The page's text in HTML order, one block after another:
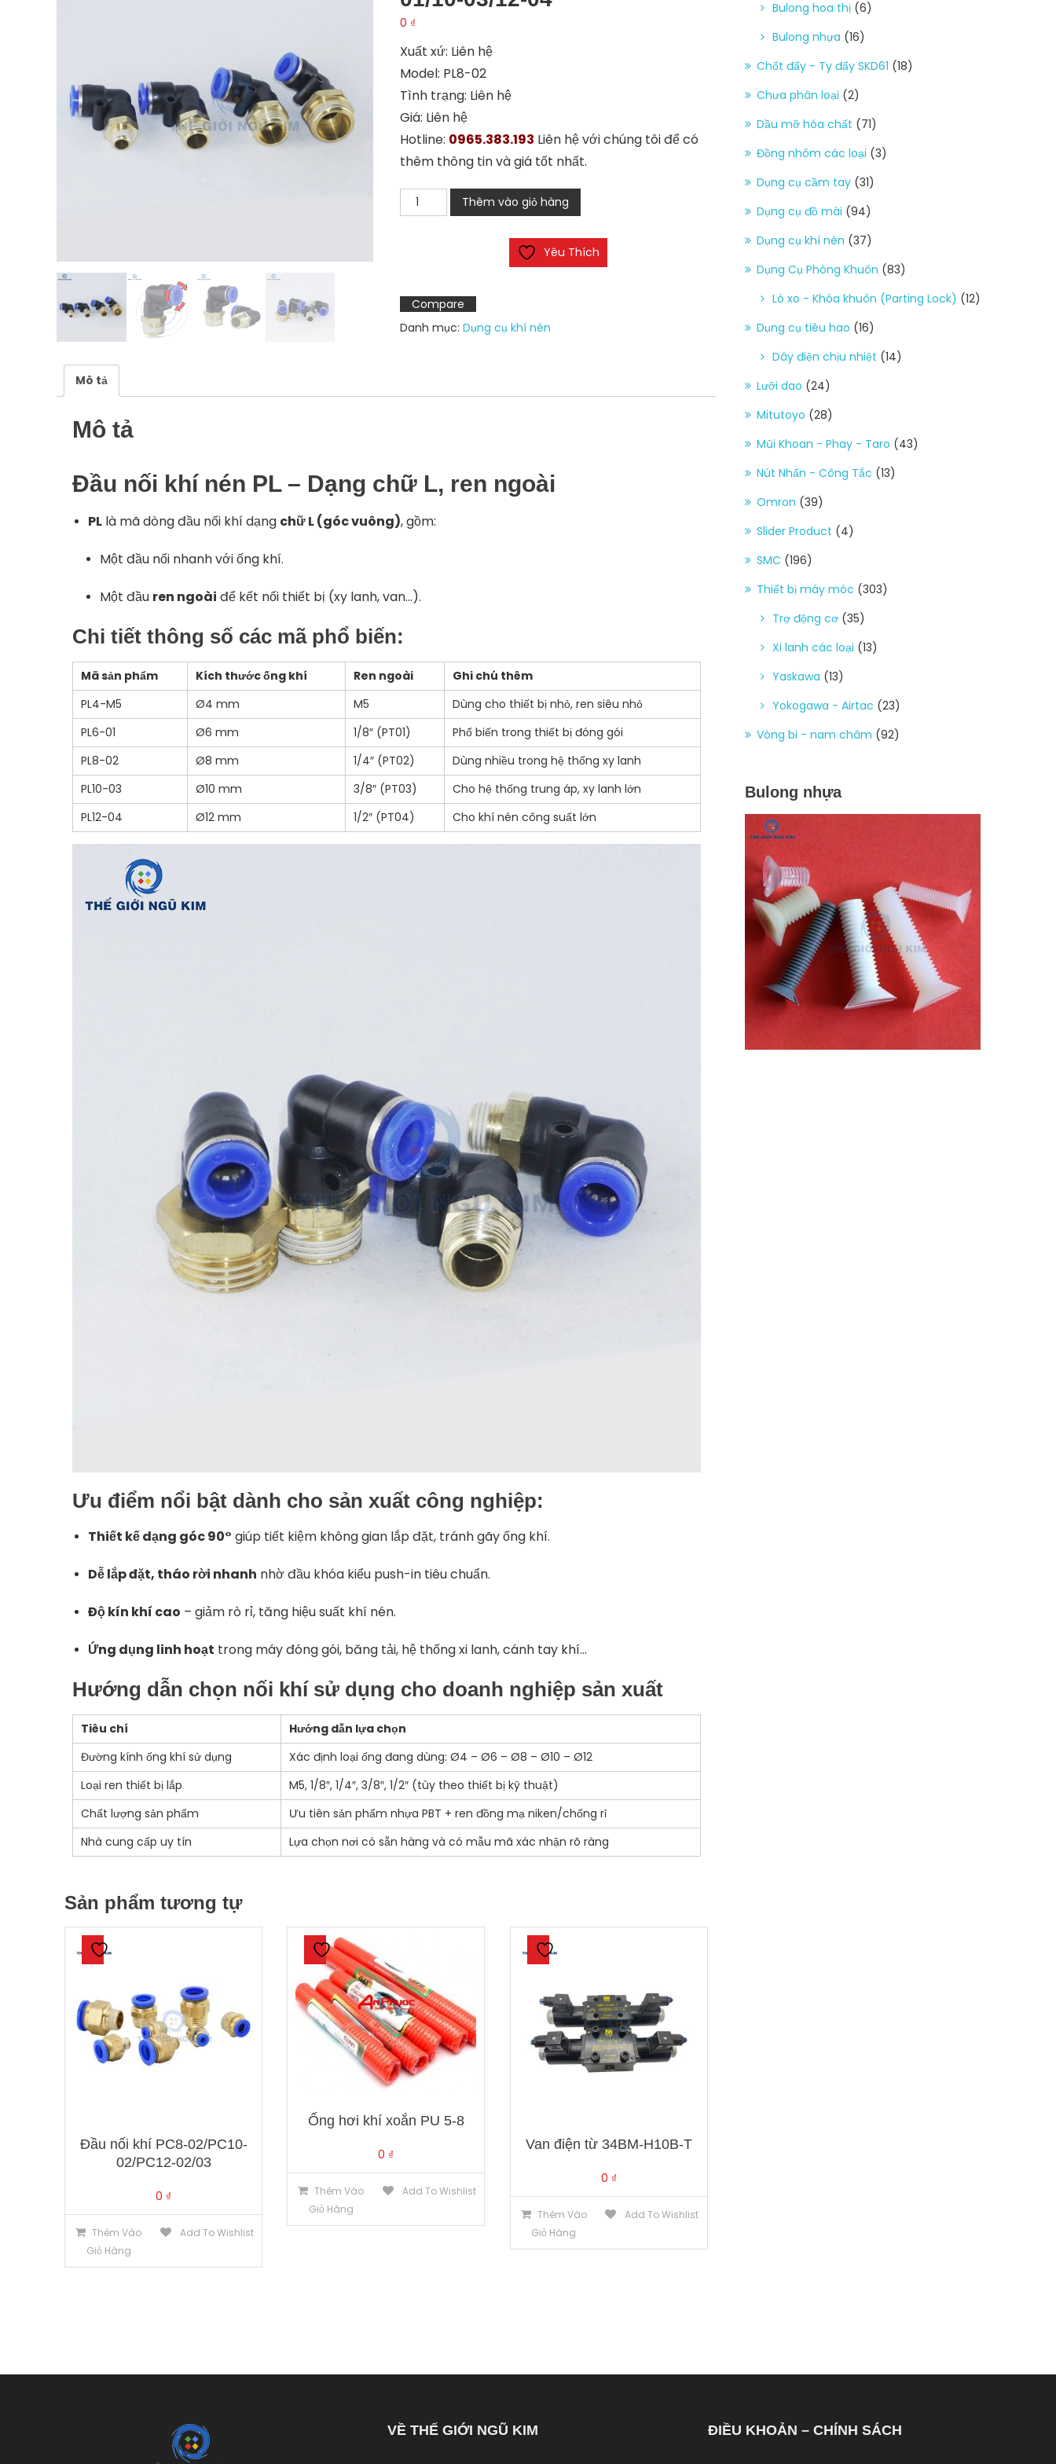
0 ₫
Xuất xứ: Liên hệ
Model: PL8-02
Tình trạng: Liên hệ
Giá: Liên hệ
Hotline: 0965.383.193 Liên hệ với chúng tôi để có
thêm thông tin và giá tốt nhất.
Đầu
nối
M5/6-
01/10-
03/12-
lượng
Thêm vào giỏ hàng
Yêu Thích
Compare
Danh mục: Dụng cụ khí nén
Mô tả
Mô tả
Đầu nối khí nén PL – Dạng chữ L, ren ngoài
PL là mã dòng đầu nối khí dạng chữ L (góc vuông), gồm:
Một đầu nối nhanh với ống khí.
Một đầu ren ngoài để kết nối thiết bị (xy lanh, van…).
Chi tiết thông số các mã phổ biến:
Mã sản phẩm Kích thước ống khí Ren ngoài
Ghi chú thêm
PL4-M5
Ø4 mm M5
Dùng cho thiết bị nhỏ, ren siêu nhỏ
PL6-01
Ø6 mm 1/8″ (PT01)
Phổ biến trong thiết bị đóng gói
PL8-02
Ø8 mm 1/4″ (PT02)
Dùng nhiều trong hệ thống xy lanh
PL10-03
Ø10 mm 3/8″ (PT03)
Cho hệ thống trung áp, xy lanh lớn
PL12-04
Ø12 mm 1/2″ (PT04) Cho khí nén công suất lớn
Ưu điểm nổi bật dành cho sản xuất công nghiệp:
Thiết kế dạng góc 90° giúp tiết kiệm không gian lắp đặt, tránh gãy ống khí.
Dễ lắp đặt, tháo rời nhanh nhờ đầu khóa kiểu push-in tiêu chuẩn.
Độ kín khí cao – giảm rò rỉ, tăng hiệu suất khí nén.
Ứng dụng linh hoạt trong máy đóng gói, băng tải, hệ thống xi lanh, cánh tay khí…
Hướng dẫn chọn nối khí sử dụng cho doanh nghiệp sản xuất
Tiêu chí
Hướng dẫn lựa chọn
Đường kính ống khí sử dụng
Xác định loại ống đang dùng: Ø4 – Ø6 – Ø8 – Ø10 – Ø12
Loại ren thiết bị lắp
M5, 1/8″, 1/4″, 3/8″, 1/2″ (tùy theo thiết bị kỹ thuật)
Chất lượng sản phẩm
Ưu tiên sản phẩm nhựa PBT + ren đồng mạ niken/chống rỉ
Nhà cung cấp uy tín
Lựa chọn nơi có sẵn hàng và có mẫu mã xác nhận rõ ràng
Sản phẩm tương tự
Đầu nối khí PC8-02/PC10-
02/PC12-02/03
0 ₫
Thêm Vào
Giỏ Hàng
Add To Wishlist
Ống hơi khí xoắn PU 5-8
0 ₫
Thêm Vào
Giỏ Hàng
Add To Wishlist
Van điện từ 34BM-H10B-T
0 ₫
Thêm Vào
Giỏ Hàng
Add To Wishlist
Bulong hoa thị (6)
Bulong nhựa (16)
Chốt đẩy - Ty đẩy SKD61 (18)
Chưa phân loại (2)
Dầu mỡ hóa chất (71)
Đồng nhôm các loại (3)
Dụng cụ cầm tay (31)
Dụng cụ đồ mài (94)
Dụng cụ khí nén (37)
Dụng Cụ Phòng Khuôn (83)
Lò xo - Khóa khuôn (Parting Lock) (12)
Dụng cụ tiêu hao (16)
Dây điện chịu nhiệt (14)
Lưỡi dao (24)
Mitutoyo (28)
Mũi Khoan - Phay - Taro (43)
Nút Nhấn - Công Tắc (13)
Omron (39)
Slider Product (4)
SMC (196)
Thiết bị máy móc (303)
Trợ động cơ (35)
Xi lanh các loại (13)
Yaskawa (13)
Yokogawa - Airtac (23)
Vòng bi - nam châm (92)
Bulong nhựa
VỀ THẾ GIỚI NGŨ KIM ĐIỀU KHOẢN – CHÍNH SÁCH